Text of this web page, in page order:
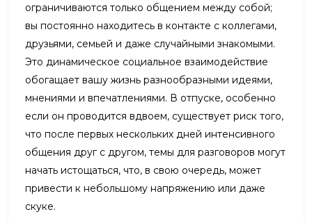
ограничиваются только общением между собой;
вы постоянно находитесь в контакте с коллегами,
друзьями, семьей и даже случайными знакомыми.
Это динамическое социальное взаимодействие
обогащает вашу жизнь разнообразными идеями,
мнениями и впечатлениями. В отпуске, особенно
если он проводится вдвоем, существует риск того,
что после первых нескольких дней интенсивного
общения друг с другом, темы для разговоров могут
начать истощаться, что, в свою очередь, может
привести к небольшому напряжению или даже
скуке.